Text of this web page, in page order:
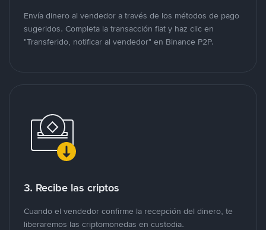
Envía dinero al vendedor a través de los métodos de pago
sugeridos. Completa la transacción fiat y haz clic en
"Transferido, notificar al vendedor" en Binance P2P.
3. Recibe las criptos
Cuando el vendedor confirme la recepción del dinero, te
liberaremos las criptomonedas en custodia.